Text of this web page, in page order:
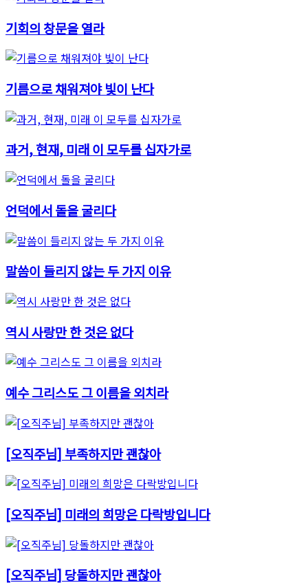
기회의 창문을 열라
기름으로 채워져야 빛이 난다
과거, 현재, 미래 이 모두를 십자가로
언덕에서 돌을 굴리다
말씀이 들리지 않는 두 가지 이유
역시 사랑만 한 것은 없다
예수 그리스도 그 이름을 외치라
[오직주님] 부족하지만 괜찮아
[오직주님] 미래의 희망은 다락방입니다
[오직주님] 당돌하지만 괜찮아